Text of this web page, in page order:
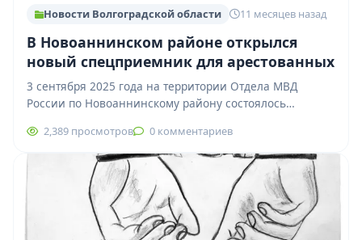
Новости Волгоградской области 11 месяцев назад
В Новоаннинском районе открылся
новый спецприемник для арестованных
3 сентября 2025 года на территории Отдела МВД
России по Новоаннинскому району состоялось
содержания лиц,…
2,389 просмотров 0 комментариев